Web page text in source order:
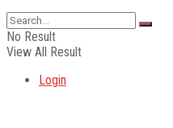
No Result
View All Result
Login